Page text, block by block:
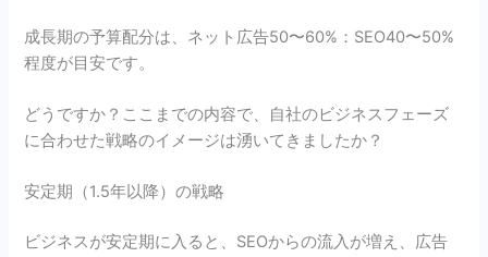
成長期の予算配分は、ネット広告50〜60%：SEO40〜50%
程度が目安です。
どうですか？ここまでの内容で、自社のビジネスフェーズ
に合わせた戦略のイメージは湧いてきましたか？
安定期（1.5年以降）の戦略
ビジネスが安定期に入ると、SEOからの流入が増え、広告